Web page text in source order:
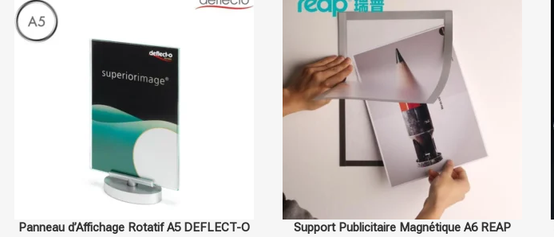
Support Publicitaire Magnétique A6 REAP
Support Publicitaire en Plastique 60x150mm